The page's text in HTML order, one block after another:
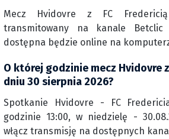
Mecz Hvidovre z FC
transmitowany na kanale Betclic
dostępna będzie online na
O której godzinie mecz Hvidovre
dniu 30 sierpnia 2026?
Spotkanie Hvidovre - FC
godzinie 13:00, w niedzielę -
włącz transmisję na dostępnych